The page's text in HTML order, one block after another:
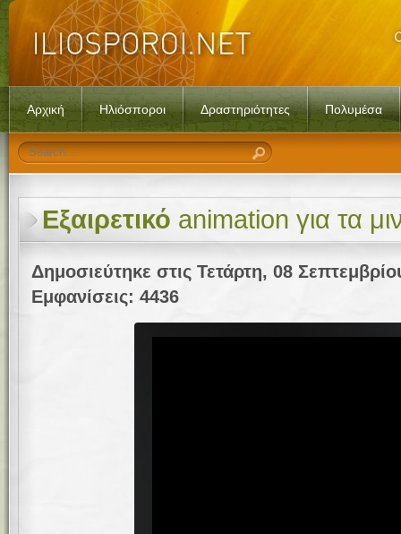
Αρχική Ηλιόσποροι Δραστηριότητες Πολυμέσα
Εξαιρετικό animation για τα
Δημοσιεύτηκε στις Τετάρτη, 08
Εμφανίσεις: 4436